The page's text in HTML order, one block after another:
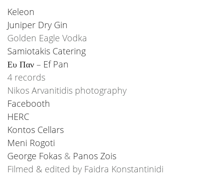
Keleon
Juniper Dry Gin
Golden Eagle Vodka
Samiotakis Catering
Ευ Παν – Ef Pan
4 records
Nikos Arvanitidis photography
Facebooth
HERC
Kontos Cellars
Meni Rogoti
George Fokas & Panos Zois
Filmed & edited by Faidra Konstantinidi